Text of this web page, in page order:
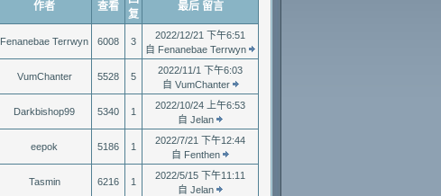
作者 查看
复
最后 留言
Fenanebae Terrwyn 6008 3
2022/12/21 下午6:51
自 Fenanebae Terrwyn
VumChanter 5528 5
2022/11/1 下午6:03
自 VumChanter
Darkbishop99 5340 1
2022/10/24 上午6:53
自 Jelan
eepok 5186 1
2022/7/21 下午12:44
自 Fenthen
Tasmin 6216 1
2022/5/15 下午11:11
自 Jelan